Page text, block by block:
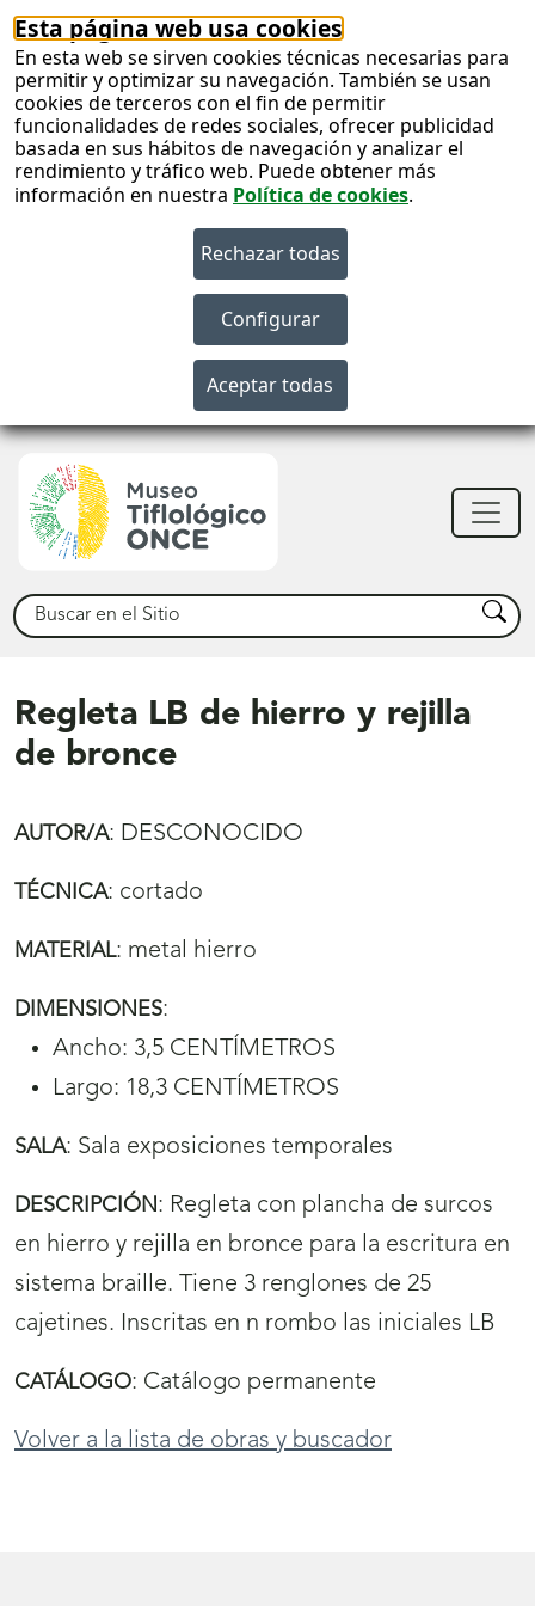
Esta página web usa cookies
En esta web se sirven cookies técnicas necesarias para
permitir y optimizar su navegación. También se usan
cookies de terceros con el fin de permitir
funcionalidades de redes sociales, ofrecer publicidad
basada en sus hábitos de navegación y analizar el
rendimiento y tráfico web. Puede obtener más
información en nuestra Política de cookies.
Buscar Buscar
Regleta LB de hierro y rejilla
de bronce
AUTOR/A: DESCONOCIDO
TÉCNICA: cortado
MATERIAL: metal hierro
DIMENSIONES:
Ancho: 3,5 CENTÍMETROS
Largo: 18,3 CENTÍMETROS
SALA: Sala exposiciones temporales
DESCRIPCIÓN: Regleta con plancha de surcos
en hierro y rejilla en bronce para la escritura en
sistema braille. Tiene 3 renglones de 25
cajetines. Inscritas en n rombo las iniciales LB
CATÁLOGO: Catálogo permanente
Volver a la lista de obras y buscador